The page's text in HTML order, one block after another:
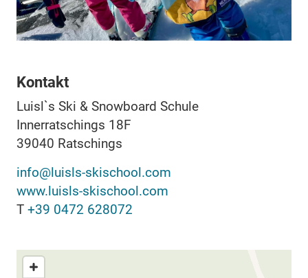
Kontakt
Luisl`s Ski & Snowboard Schule
Innerratschings 18F
39040 Ratschings
info@luisls-skischool.com
www.luisls-skischool.com
T +39 0472 628072